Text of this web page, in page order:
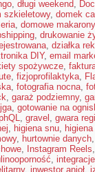
, długi weekend,
szkieletowy, domek
, domowe makarony
, drukowanie
, działka
DIY, email
spożywcze,
, fizjoprofilaktyka,
, fotografia nocna,
, garaż podziemny,
, gotowanie na
, gravel , gwara
, higiena snu,
, hurtownie danych,
, Instagram Reels,
, integracje
, inwestor anioł,